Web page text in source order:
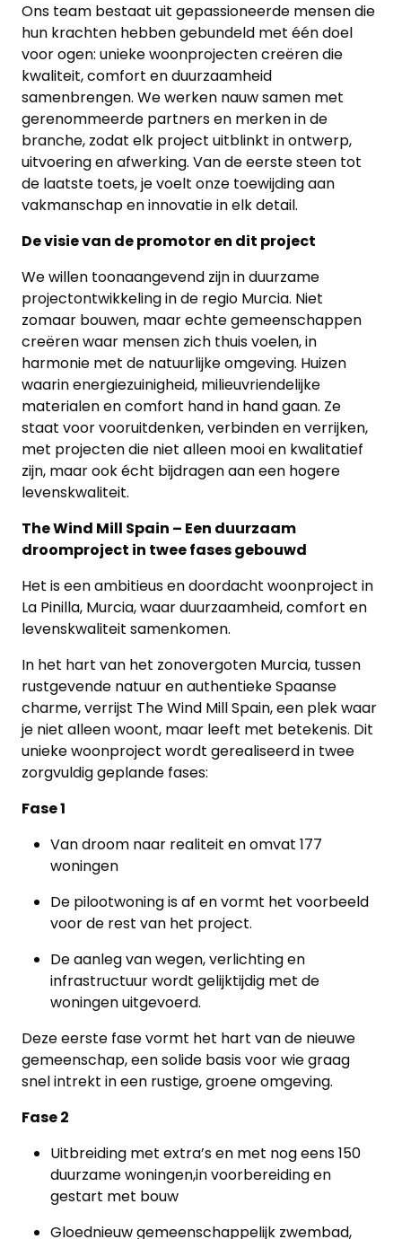
Ons team bestaat uit gepassioneerde mensen die
hun krachten hebben gebundeld met één doel
voor ogen: unieke woonprojecten creëren die
kwaliteit, comfort en duurzaamheid
samenbrengen. We werken nauw samen met
gerenommeerde partners en merken in de
branche, zodat elk project uitblinkt in ontwerp,
uitvoering en afwerking. Van de eerste steen tot
de laatste toets, je voelt onze toewijding aan
vakmanschap en innovatie in elk detail.
De visie van de promotor en dit project
We willen toonaangevend zijn in duurzame
projectontwikkeling in de regio Murcia. Niet
zomaar bouwen, maar echte gemeenschappen
creëren waar mensen zich thuis voelen, in
harmonie met de natuurlijke omgeving. Huizen
waarin energiezuinigheid, milieuvriendelijke
materialen en comfort hand in hand gaan. Ze
staat voor vooruitdenken, verbinden en verrijken,
met projecten die niet alleen mooi en kwalitatief
zijn, maar ook écht bijdragen aan een hogere
levenskwaliteit.
The Wind Mill Spain – Een duurzaam
droomproject in twee fases gebouwd
Het is een ambitieus en doordacht woonproject in
La Pinilla, Murcia, waar duurzaamheid, comfort en
levenskwaliteit samenkomen.
In het hart van het zonovergoten Murcia, tussen
rustgevende natuur en authentieke Spaanse
charme, verrijst The Wind Mill Spain, een plek waar
je niet alleen woont, maar leeft met betekenis. Dit
unieke woonproject wordt gerealiseerd in twee
zorgvuldig geplande fases:
Fase 1
Van droom naar realiteit en omvat 177
woningen
De pilootwoning is af en vormt het voorbeeld
voor de rest van het project.
De aanleg van wegen, verlichting en
infrastructuur wordt gelijktijdig met de
woningen uitgevoerd.
Deze eerste fase vormt het hart van de nieuwe
gemeenschap, een solide basis voor wie graag
snel intrekt in een rustige, groene omgeving.
Fase 2
Uitbreiding met extra’s en met nog eens 150
duurzame woningen,in voorbereiding en
gestart met bouw
Gloednieuw gemeenschappelijk zwembad,